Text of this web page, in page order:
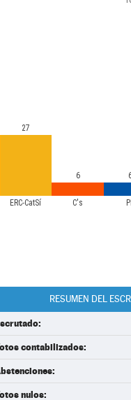
ERC-CatSí C's
27
6
RESUMEN DEL
contabilizados:
nulos: